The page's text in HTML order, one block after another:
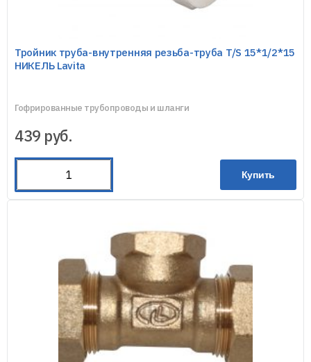
Тройник труба-внутренняя резьба-труба T/S 15*1/2*15
НИКЕЛЬ Lavita
Гофрированные трубопроводы и шланги
439 руб.
Купить